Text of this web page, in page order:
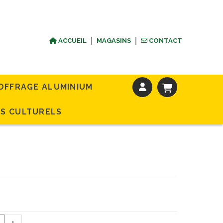
ACCUEIL MAGASINS CONTACT
ALUMINIUM
CULTURELS